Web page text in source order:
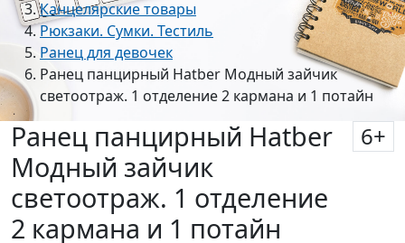
Канцелярские товары
Рюкзаки. Сумки. Тестиль
Ранец для девочек
Ранец панцирный Hatber Модный зайчик
светоотраж. 1 отделение 2 кармана и 1 потайн
Ранец панцирный Hatber
Модный зайчик
светоотраж. 1 отделение
2 кармана и 1 потайн
6+